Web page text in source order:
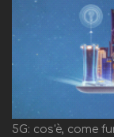
5G: cos'è, come